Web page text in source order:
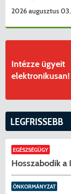
2026 augusztus 03.
Intézze ügyeit
elektronikusan!
LEGFRISSEBB
EGÉSZSÉGÜGY
Hosszabodik a
ÖNKORMÁNYZAT